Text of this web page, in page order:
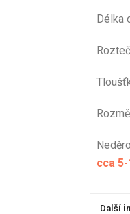
cca
Další